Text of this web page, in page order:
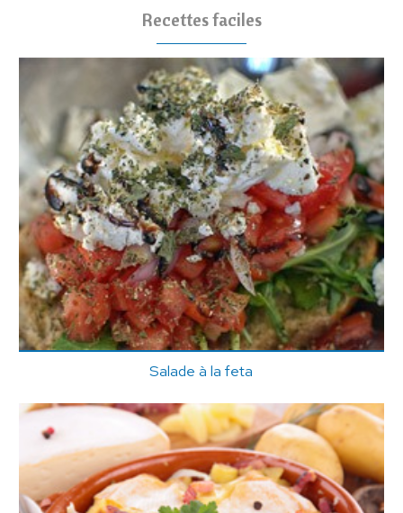
Recettes faciles
Salade à la feta